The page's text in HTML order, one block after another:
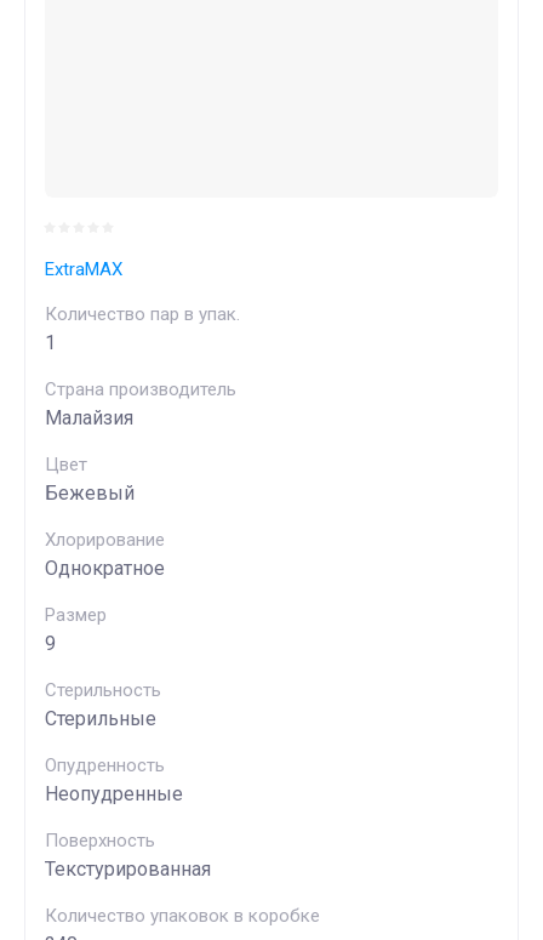
ExtraMAX
Количество пар в упак.
1
Страна производитель
Малайзия
Цвет
Бежевый
Хлорирование
Однократное
Размер
9
Стерильность
Стерильные
Опудренность
Неопудренные
Поверхность
Текстурированная
Количество упаковок в коробке